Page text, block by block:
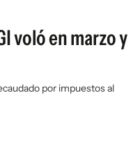
voló en marzo y
por impuestos al